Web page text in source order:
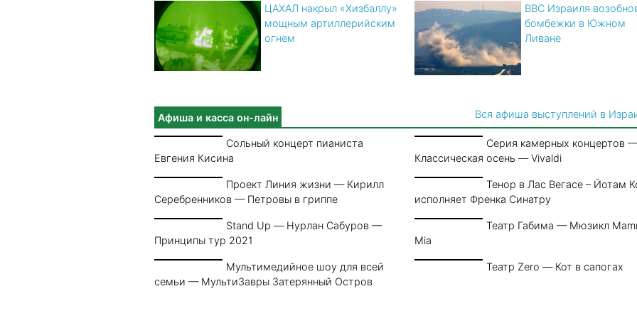
ЦАХАЛ накрыл «Хизбаллу»
мощным артиллерийским
огнем
ВВС Израиля
бомбежки в Южном
Ливане
Афиша и касса он-лайн Вся афиша выступлений в
Сольный концерт пианиста
Евгения Кисина
Серия камерных концертов —
Классическая осень — Vivaldi
Проект Линия жизни — Кирилл
Серебренников — Петровы в гриппе
Тенор в Лас Вегасе – Йотам
исполняет Френка Синатру
Stand Up — Нурлан Сабуров —
Принципы тур 2021
Театр Габима — Мюзикл
Mia
Мультимедийное шоу для всей
семьи — МультиЗавры Затерянный Остров
Театр Zero — Кот в сапогах